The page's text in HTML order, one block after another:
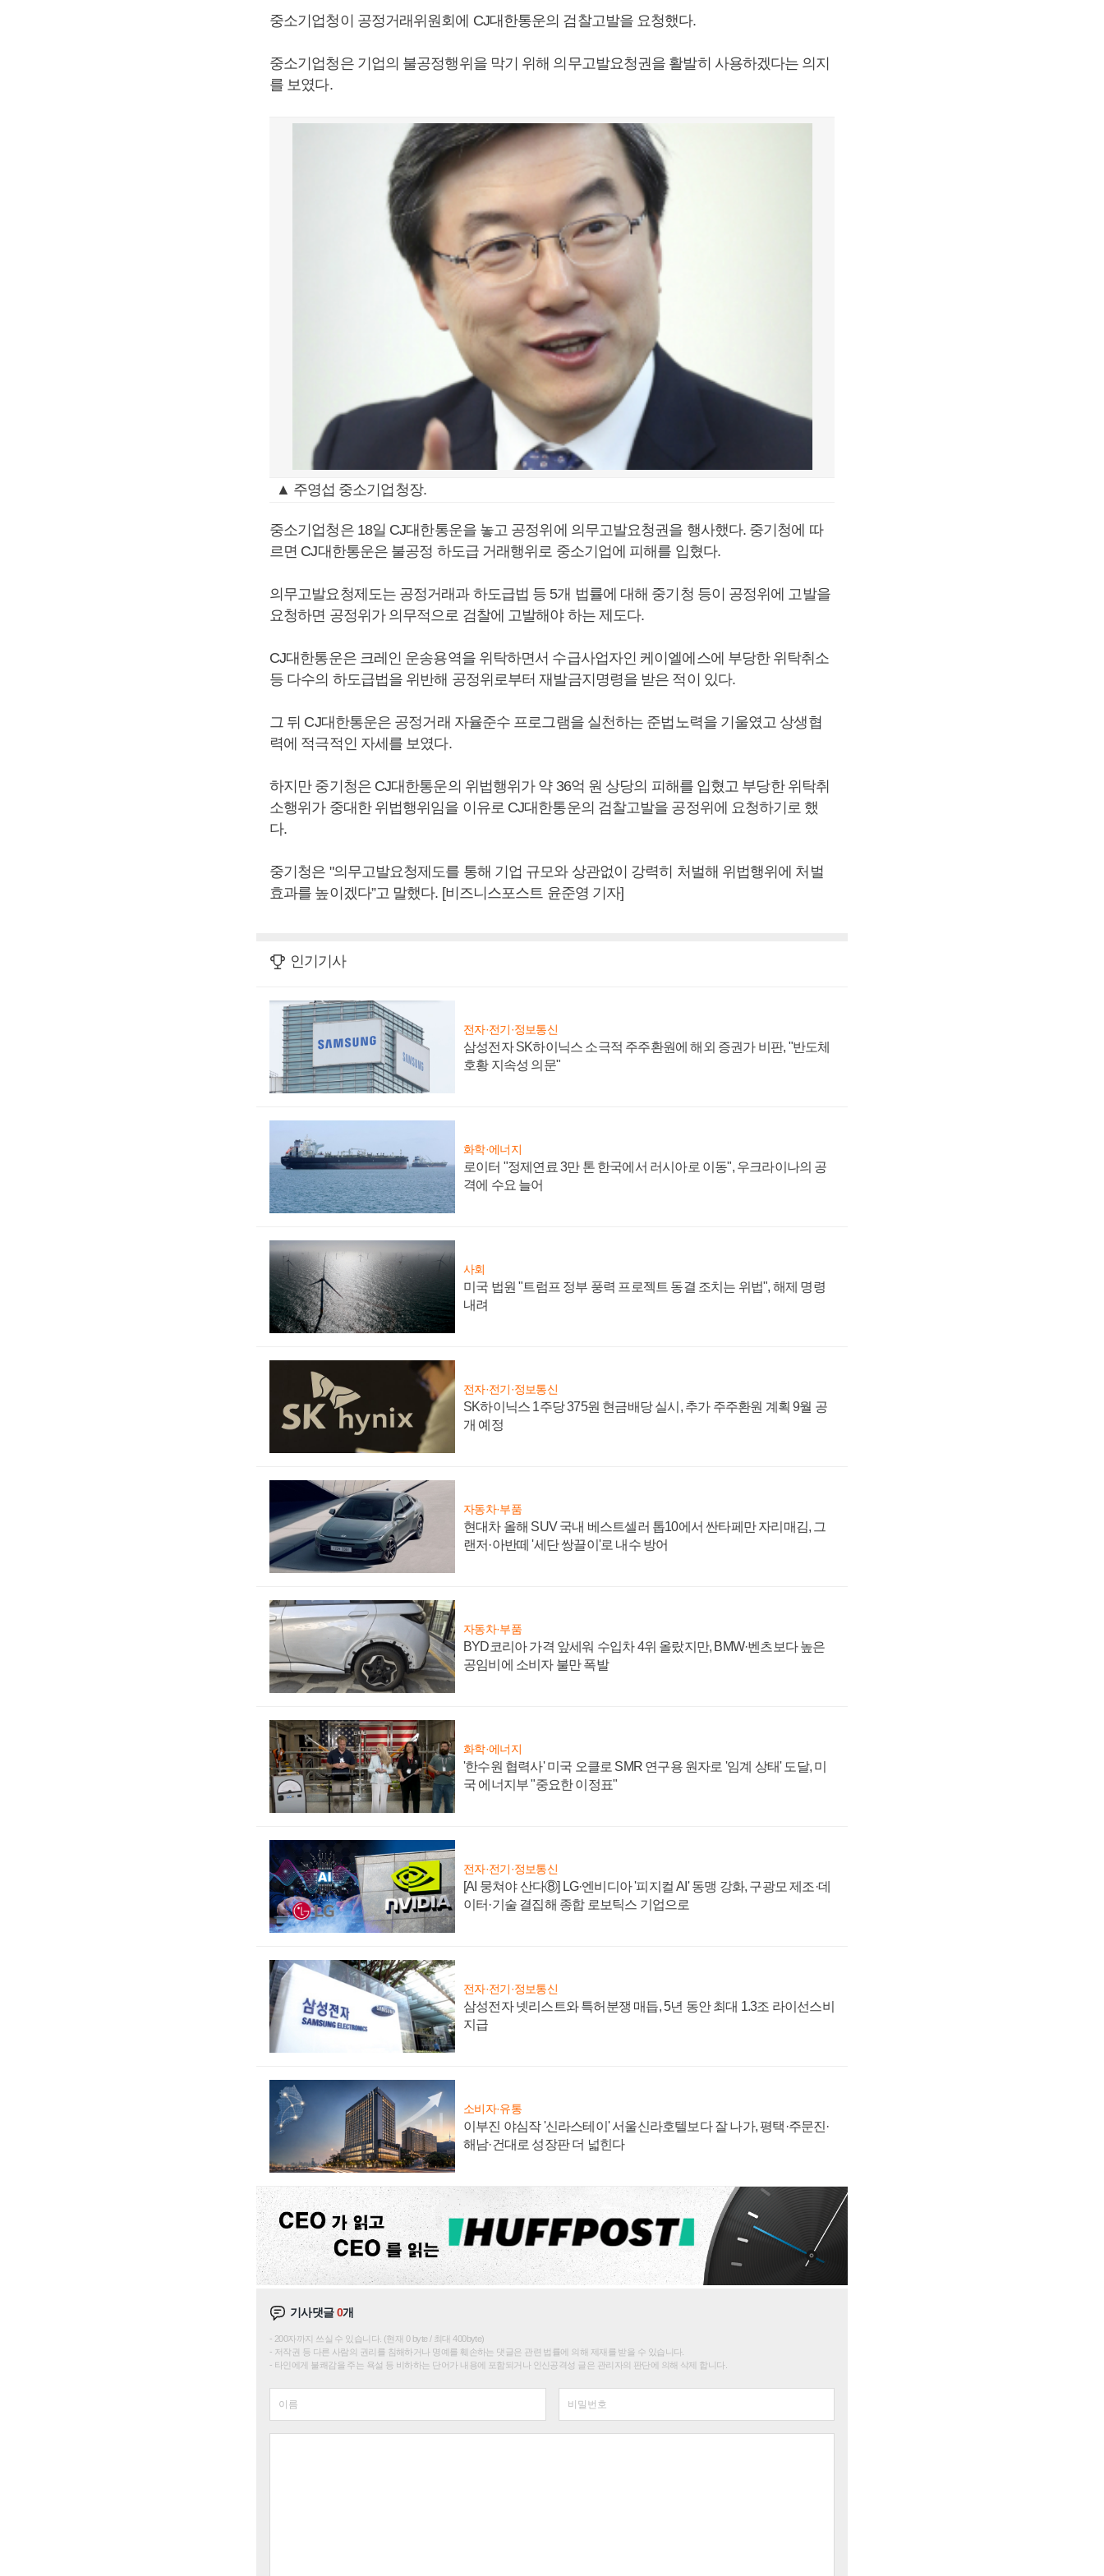
중소기업청이 공정거래위원회에 CJ대한통운의 검찰고발을 요청했다.
중소기업청은 기업의 불공정행위을 막기 위해 의무고발요청권을 활발히 사용하겠다는 의지
를 보였다.
▲ 주영섭 중소기업청장.
중소기업청은 18일 CJ대한통운을 놓고 공정위에 의무고발요청권을 행사했다. 중기청에 따
르면 CJ대한통운은 불공정 하도급 거래행위로 중소기업에 피해를 입혔다.
의무고발요청제도는 공정거래과 하도급법 등 5개 법률에 대해 중기청 등이 공정위에 고발을
요청하면 공정위가 의무적으로 검찰에 고발해야 하는 제도다.
CJ대한통운은 크레인 운송용역을 위탁하면서 수급사업자인 케이엘에스에 부당한 위탁취소
등 다수의 하도급법을 위반해 공정위로부터 재발금지명령을 받은 적이 있다.
그 뒤 CJ대한통운은 공정거래 자율준수 프로그램을 실천하는 준법노력을 기울였고 상생협
력에 적극적인 자세를 보였다.
하지만 중기청은 CJ대한통운의 위법행위가 약 36억 원 상당의 피해를 입혔고 부당한 위탁취
소행위가 중대한 위법행위임을 이유로 CJ대한통운의 검찰고발을 공정위에 요청하기로 했
다.
중기청은 "의무고발요청제도를 통해 기업 규모와 상관없이 강력히 처벌해 위법행위에 처벌
효과를 높이겠다”고 말했다. [비즈니스포스트 윤준영 기자]
인기기사
전자·전기·정보통신
삼성전자 SK하이닉스 소극적 주주환원에 해외 증권가 비판, "반도체
호황 지속성 의문"
화학·에너지
로이터 "정제연료 3만 톤 한국에서 러시아로 이동", 우크라이나의 공
격에 수요 늘어
사회
미국 법원 "트럼프 정부 풍력 프로젝트 동결 조치는 위법", 해제 명령
내려
전자·전기·정보통신
SK하이닉스 1주당 375원 현금배당 실시, 추가 주주환원 계획 9월 공
개 예정
자동차·부품
현대차 올해 SUV 국내 베스트셀러 톱10에서 싼타페만 자리매김, 그
랜저·아반떼 '세단 쌍끌이'로 내수 방어
자동차·부품
BYD코리아 가격 앞세워 수입차 4위 올랐지만, BMW·벤츠보다 높은
공임비에 소비자 불만 폭발
화학·에너지
'한수원 협력사' 미국 오클로 SMR 연구용 원자로 '임계 상태' 도달, 미
국 에너지부 "중요한 이정표"
전자·전기·정보통신
[AI 뭉쳐야 산다⑧] LG·엔비디아 '피지컬 AI' 동맹 강화, 구광모 제조·데
이터·기술 결집해 종합 로보틱스 기업으로
전자·전기·정보통신
삼성전자 넷리스트와 특허분쟁 매듭, 5년 동안 최대 1.3조 라이선스비
지급
소비자·유통
이부진 야심작 '신라스테이' 서울신라호텔보다 잘 나가, 평택·주문진·
해남·건대로 성장판 더 넓힌다
기사댓글0개
200자까지 쓰실 수 있습니다. (현재 0 byte / 최대 400byte)
저작권 등 다른 사람의 권리를 침해하거나 명예를 훼손하는 댓글은 관련 법률에 의해 제재를 받을 수 있습니다.
타인에게 불쾌감을 주는 욕설 등 비하하는 단어가 내용에 포함되거나 인신공격성 글은 관리자의 판단에 의해 삭제 합니다.